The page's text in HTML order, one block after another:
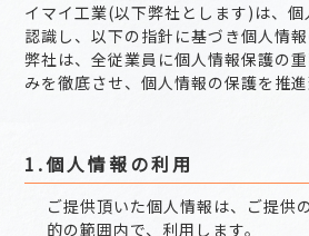
イマイ工業(以下弊社とします)は、
認識し、以下の指針に基づき個人情報
弊社は、全従業員に個人情報保護の
みを徹底させ、個人情報の保護を推進
1.個人情報の利用
ご提供頂いた個人情報は、ご提供
的の範囲内で、利用します。